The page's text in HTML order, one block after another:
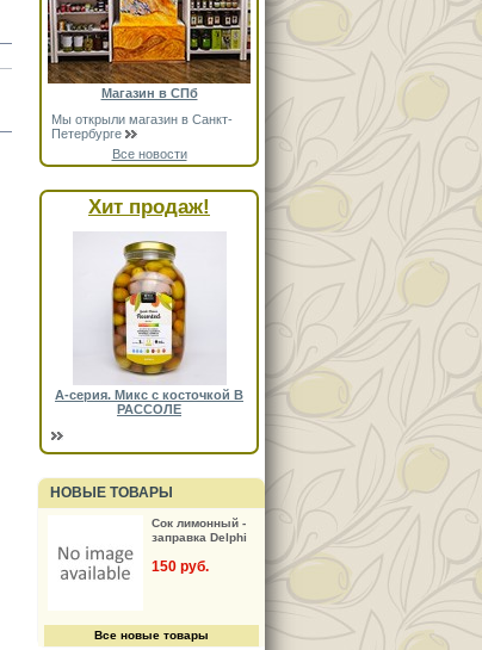
Магазин в СПб
Мы открыли магазин в Санкт-
Петербурге
Все новости
Хит продаж!
А-серия. Микс с косточкой В
РАССОЛЕ
НОВЫЕ ТОВАРЫ
Сок лимонный -
заправка Delphi
150 руб.
Все новые товары